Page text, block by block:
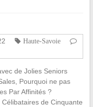
Haute-Savoie
de Jolies Seniors
Pourquoi ne pas
Par Affinités ?
de Cinquante